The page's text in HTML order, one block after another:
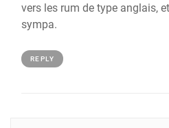
vers les rum de type anglais,
sympa.
REPLY